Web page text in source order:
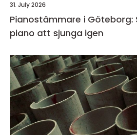
31. July 2026
Pianostämmare i Göteborg:
piano att sjunga igen